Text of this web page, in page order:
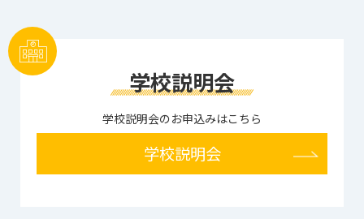
学校説明会
学校説明会のお申込みはこちら
学校説明会